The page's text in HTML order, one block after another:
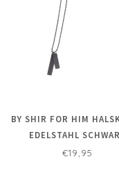
BY SHIR FOR HIM
EDELSTAHL
€19,95